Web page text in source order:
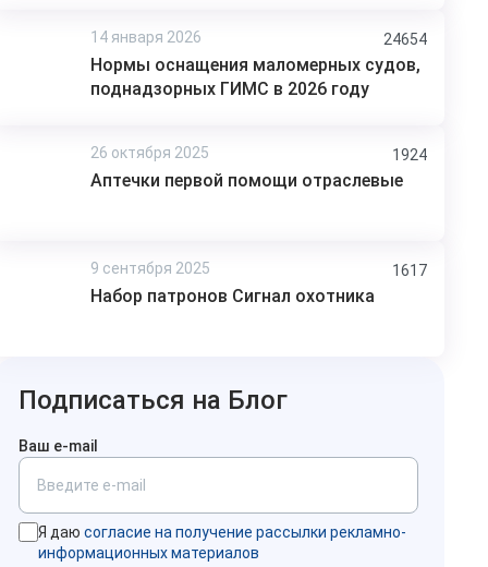
14 января 2026 24654
Нормы оснащения маломерных судов,
поднадзорных ГИМС в 2026 году
26 октября 2025 1924
Аптечки первой помощи отраслевые
9 сентября 2025 1617
Набор патронов Сигнал охотника
Подписаться на Блог
Ваш e-mail
Я даюсогласие на получение рассылки рекламно-
информационных материалов